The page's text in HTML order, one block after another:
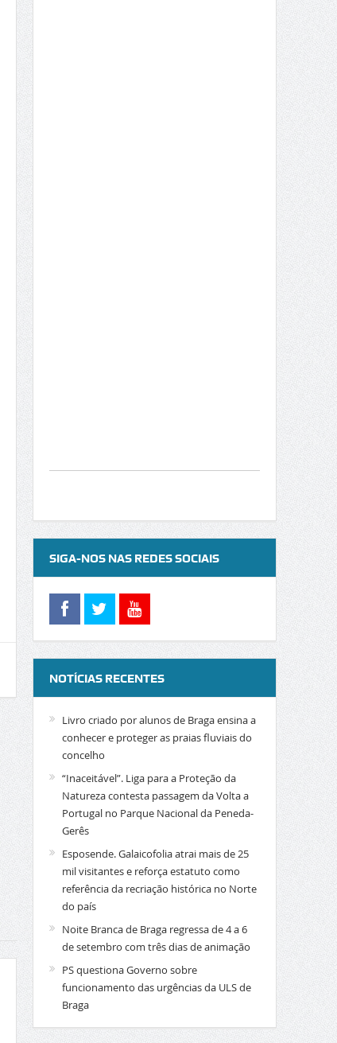
SIGA-NOS NAS REDES SOCIAIS
NOTÍCIAS RECENTES
Livro criado por alunos de Braga ensina a
conhecer e proteger as praias fluviais do
concelho
“Inaceitável”. Liga para a Proteção da
Natureza contesta passagem da Volta a
Portugal no Parque Nacional da Peneda-
Gerês
Esposende. Galaicofolia atrai mais de 25
mil visitantes e reforça estatuto como
referência da recriação histórica no Norte
do país
Noite Branca de Braga regressa de 4 a 6
de setembro com três dias de animação
PS questiona Governo sobre
funcionamento das urgências da ULS de
Braga